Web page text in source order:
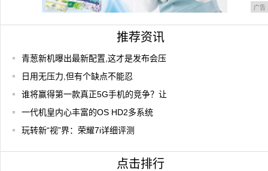
广告
推荐资讯
青葱新机曝出最新配置,这才是发布会压
日用无压力,但有个缺点不能忍
谁将赢得第一款真正5G手机的竞争？让
一代机皇内心丰富的OS HD2多系统
玩转新“视”界：荣耀7i详细评测
点击排行